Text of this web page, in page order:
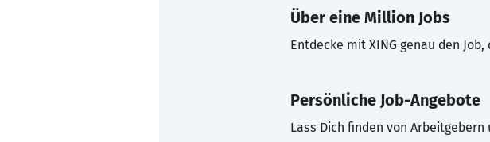
Über eine Million Jobs
Entdecke mit XING genau den
Persönliche Job-Angebote
Lass Dich finden von Arbeitgebern